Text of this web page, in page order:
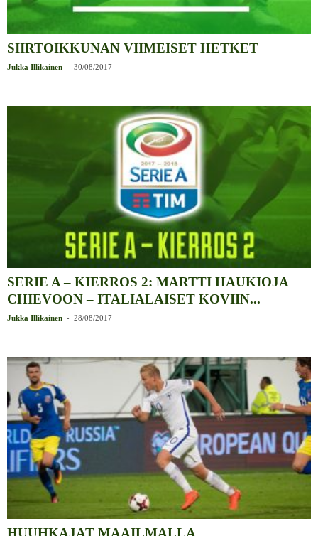
SIIRTOIKKUNAN VIIMEISET HETKET
Jukka Illikainen - 30/08/2017
SERIE A – KIERROS 2: MARTTI HAUKIOJA
CHIEVOON – ITALIALAISET KOVIIN...
Jukka Illikainen - 28/08/2017